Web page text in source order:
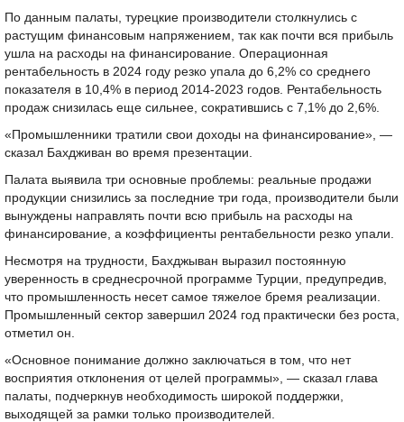
По данным палаты, турецкие производители столкнулись с
растущим финансовым напряжением, так как почти вся прибыль
ушла на расходы на финансирование. Операционная
рентабельность в 2024 году резко упала до 6,2% со среднего
показателя в 10,4% в период 2014-2023 годов. Рентабельность
продаж снизилась еще сильнее, сократившись с 7,1% до 2,6%.
«Промышленники тратили свои доходы на финансирование», —
сказал Бахдживан во время презентации.
Палата выявила три основные проблемы: реальные продажи
продукции снизились за последние три года, производители были
вынуждены направлять почти всю прибыль на расходы на
финансирование, а коэффициенты рентабельности резко упали.
Несмотря на трудности, Бахджыван выразил постоянную
уверенность в среднесрочной программе Турции, предупредив,
что промышленность несет самое тяжелое бремя реализации.
Промышленный сектор завершил 2024 год практически без роста,
отметил он.
«Основное понимание должно заключаться в том, что нет
восприятия отклонения от целей программы», — сказал глава
палаты, подчеркнув необходимость широкой поддержки,
выходящей за рамки только производителей.